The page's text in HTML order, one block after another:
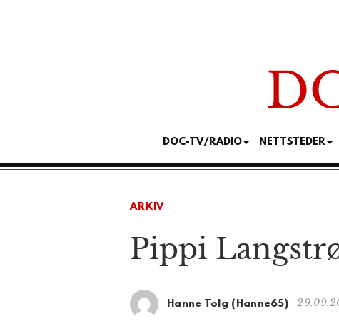
DOC-TV/RADIO NETTSTEDER
ARKIV
Pippi
Hanne Tolg (Hanne65)